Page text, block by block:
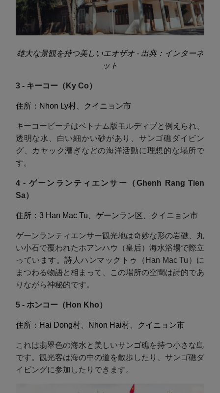
雄大な景観を持つ美しいエオザオ - 出典：インターネ
ット
3 - キーコー（Ky Co）
住所：Nhon Ly村、クイニョン市
キーコービーチはベトナム版モルディブと例えられ、
透明な水、白い細かい砂があり、サンゴ礁ダイビン
グ、カヤック漕ぎなどの海洋活動に理想的な場所で
す。
4 - ゲーンランティエンサー（Ghenh Rang Tien
Sa）
住所：3 Han Mac Tu、ゲーンラン区、クイニョン市
ゲーンランティエンサー観光地は奇妙な形の岩礁、丸
い小石で覆われたホアンハウ（皇后）海水浴場で際立
っています。詩人ハンマックトゥ（Han Mac Tu）に
まつわる物語と相まって、この場所の空間は詩的であ
りながら神秘的です。
5 - ホンコー（Hon Kho）
住所：Hai Dong村、Nhon Hai村、クイニョン市
これは翡翠色の海水と美しいサンゴ礁を持つ小さな島
です。観光客は海の中の道を散歩したり、サンゴ礁ダ
イビングに参加したりできます。